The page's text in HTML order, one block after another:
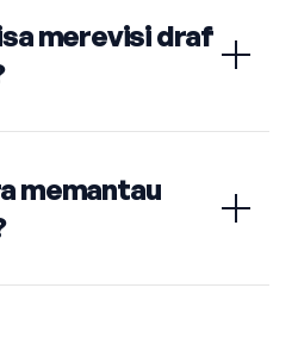
merevisi draf
memantau